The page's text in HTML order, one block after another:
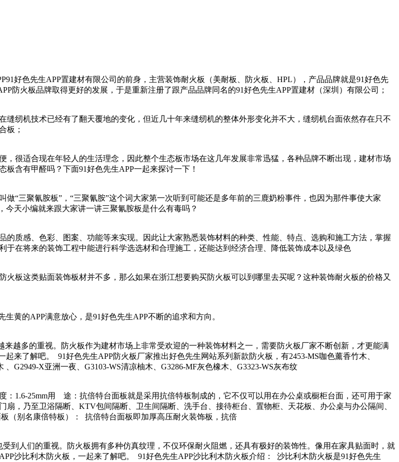
色先生APP置建材有限公司的前身，主营装饰耐火板（美耐板、防火板、HPL），产品品牌就是91好色先
板品牌取得更好的发展，于是重新注册了跟产品品牌同名的91好色先生APP置建材（深圳）有限公司；
缝纫机技术已经有了翻天覆地的变化，但近几十年来缝纫机的整体外形变化并不大，缝纫机台面依然存在只不
；
，很适合现在年轻人的生活理念，因此整个生态板市场在这几年发展非常迅猛，各种品牌不断出现，建材市场
含有甲醛吗？下面91好色先生APP一起来探讨一下！
聚氰胺板”，“三聚氰胺”这个词大家第一次听到可能还是多年前的三鹿奶粉事件，也因为那件事使大家
天小编就来跟大家讲一讲三聚氰胺板是什么有毒吗？
色彩、图案、功能等来实现。因此让大家熟悉装饰材料的种类、性能、特点、选购和施工方法，掌握
于在将来的装饰工程中能进行科学选选材和合理施工，还能达到经济合理、降低装饰成本以及绿色
火板这类贴面装饰板材并不多，那么如果在浙江想要购买防火板可以到哪里去买呢？这种装饰耐火板的价格又
黄的APP满意放心，是91好色先生APP不断的追求和方向。
越多的重视。防火板作为建材市场上非常受欢迎的一种装饰材料之一，需要防火板厂家不断创新，才更能满
起来了解吧。 91好色先生APP防火板厂家推出好色先生网站系列新款防火板，有2453-MS咖色薰香竹木、
、G2949-X亚洲一夜、G3103-WS清凉柚木、G3286-MF灰色橡木、G3323-WS灰布纹
1.6-25mm用 途：抗倍特台面板就是采用抗倍特板制成的，它不仅可以用在办公桌或橱柜台面，还可用于家
，乃至卫浴隔断、KTV包间隔断、卫生间隔断、洗手台、接待柜台、置物柜、天花板、办公桌与办公隔间、
板（别名康倍特板）： 抗倍特台面板即加厚高压耐火装饰板，抗倍
们的重视。防火板拥有多种仿真纹理，不仅环保耐火阻燃，还具有极好的装饰性。像用在家具贴面时，就
比利木防火板，一起来了解吧。 91好色先生APP沙比利木防火板介绍： 沙比利木防火板是91好色先生